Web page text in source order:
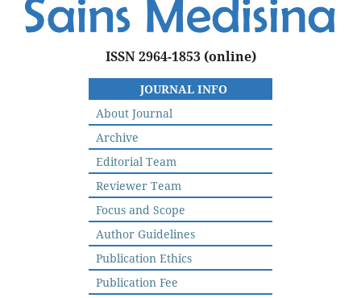
ISSN 2964-1853 (online)
JOURNAL INFO
About Journal
Archive
Editorial Team
Reviewer Team
Focus and Scope
Author Guidelines
Publication Ethics
Publication Fee